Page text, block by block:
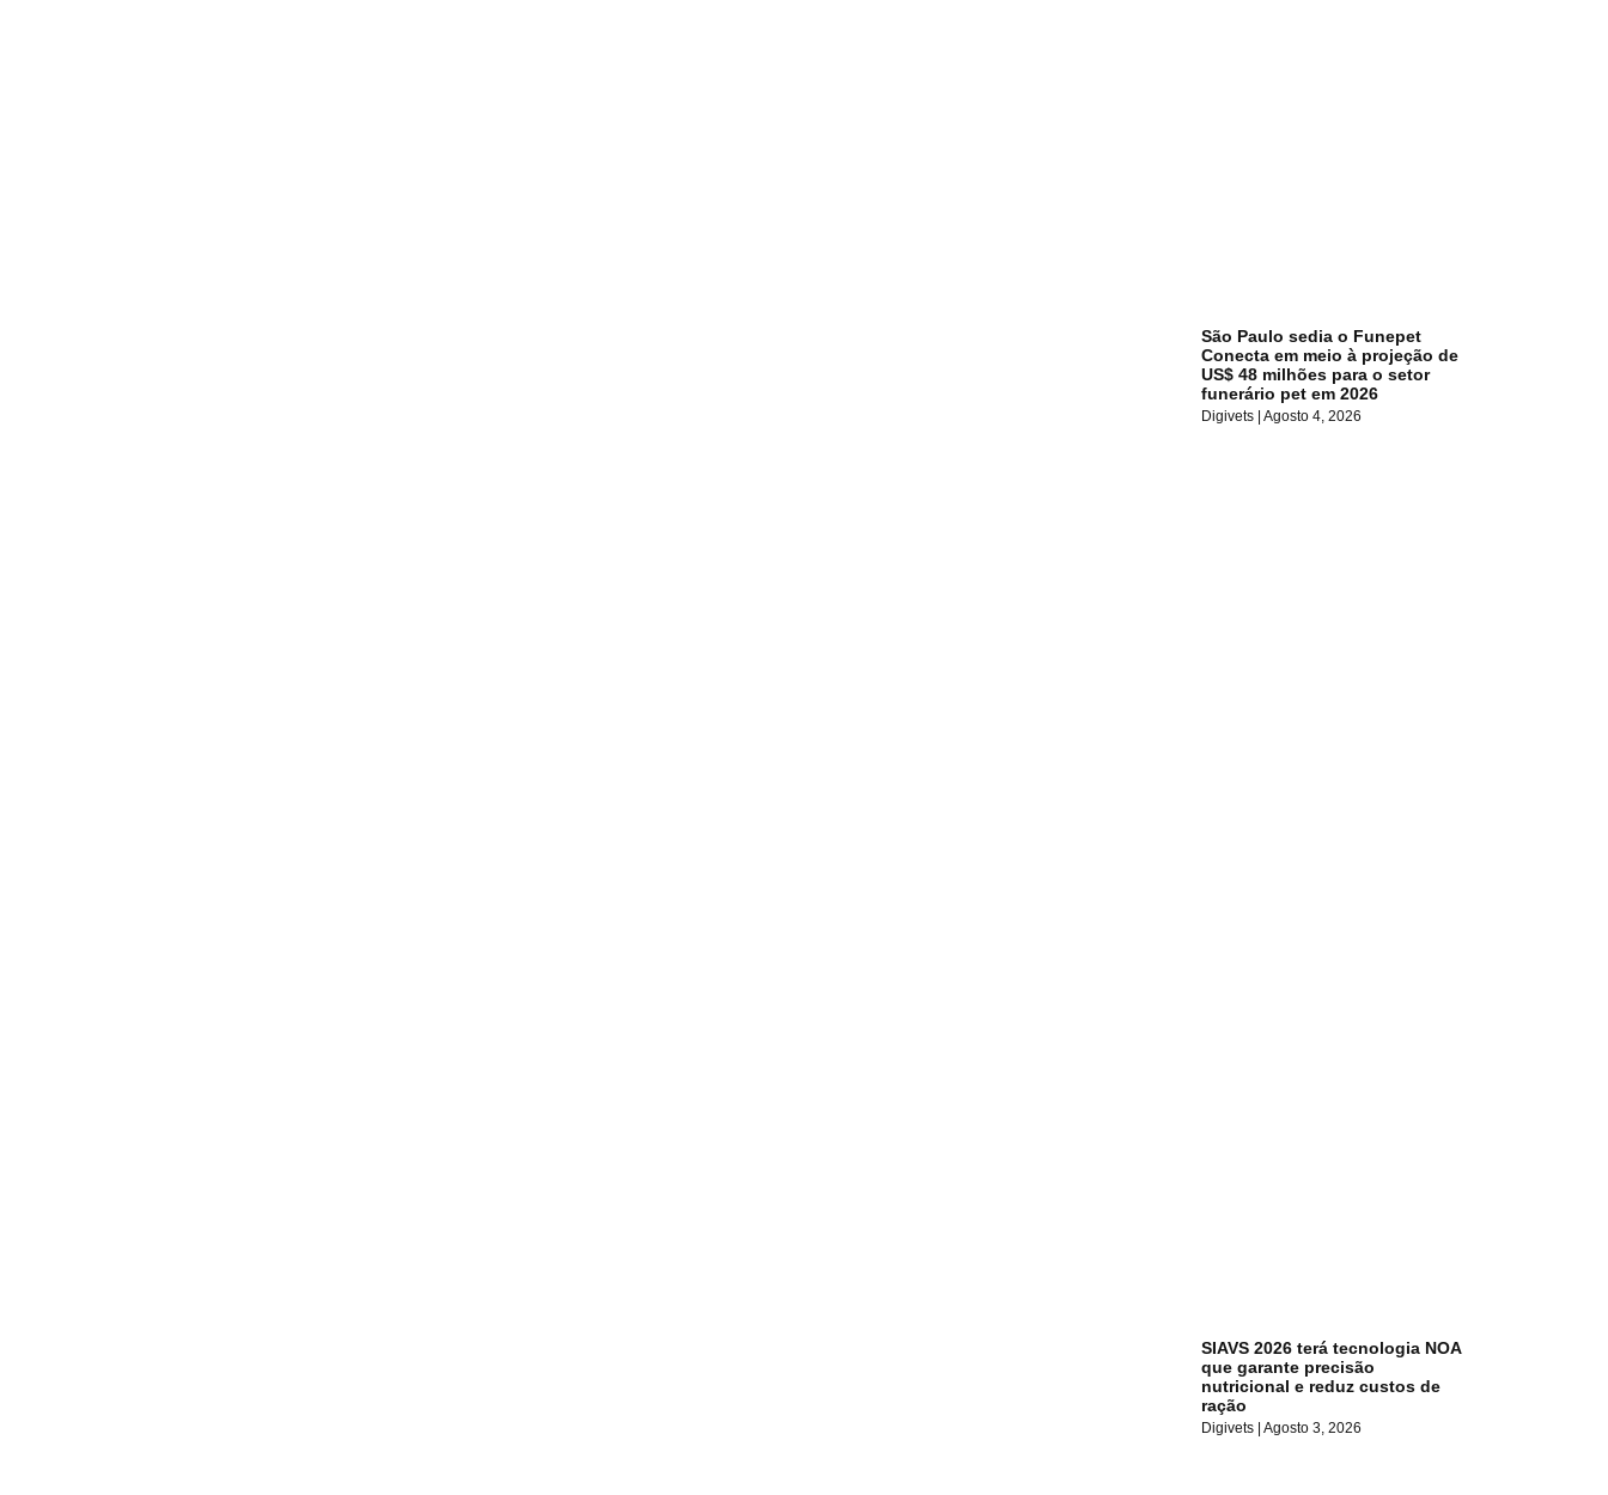
São Paulo sedia o Funepet
Conecta em meio à projeção de
US$ 48 milhões para o setor
funerário pet em 2026
Digivets Agosto 4, 2026
SIAVS 2026 terá tecnologia NOA
que garante precisão
nutricional e reduz custos de
ração
Digivets Agosto 3, 2026